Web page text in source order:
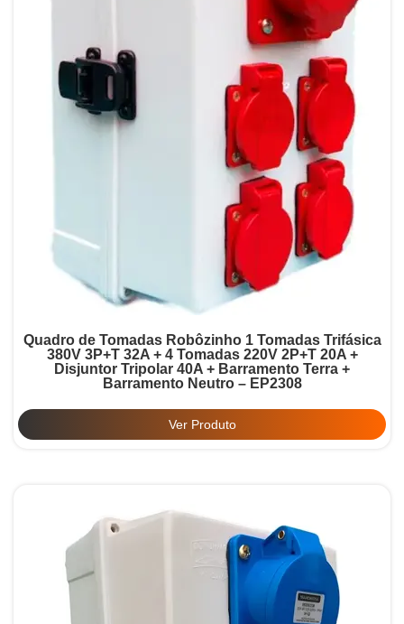
Quadro de Tomadas Robôzinho 1 Tomadas Trifásica
380V 3P+T 32A + 4 Tomadas 220V 2P+T 20A +
Disjuntor Tripolar 40A + Barramento Terra +
Barramento Neutro – EP2308
Ver Produto